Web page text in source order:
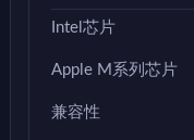
Intel芯片
Apple M系列芯片
兼容性